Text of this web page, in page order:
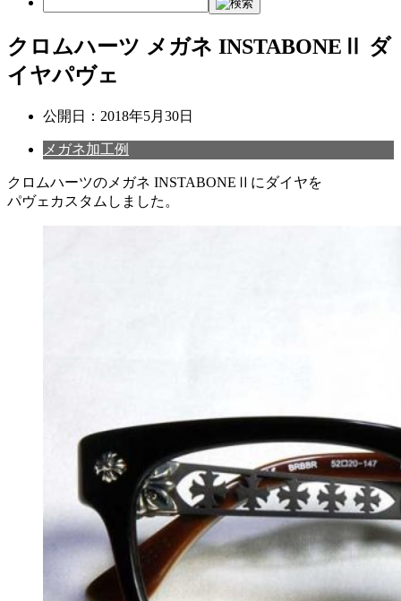
クロムハーツ メガネ INSTABONEⅡ ダ
イヤパヴェ
公開日： 2018年5月30日
メガネ加工例
クロムハーツのメガネ INSTABONEⅡにダイヤを
パヴェカスタムしました。